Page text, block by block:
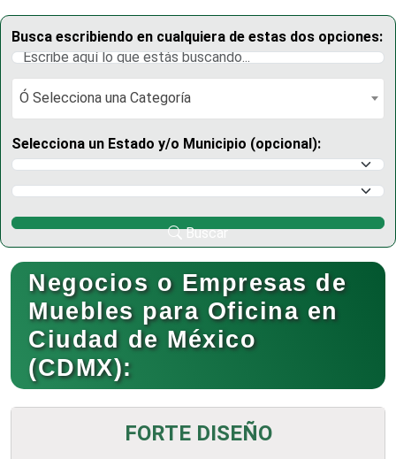
Busca escribiendo en cualquiera de estas dos opciones:
Ó Selecciona una Categoría
Ó Selecciona una Categoría
Selecciona un Estado y/o Municipio (opcional):
Selecciona un Estado
Selecciona un Municipio
Buscar
Negocios o Empresas de
Muebles para Oficina en
Ciudad de México
(CDMX):
FORTE DISEÑO